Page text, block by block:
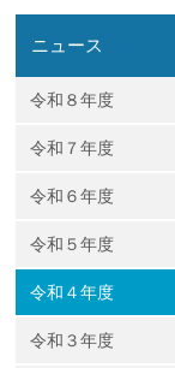
ニュース
令和８年度
令和７年度
令和６年度
令和５年度
令和４年度
令和３年度